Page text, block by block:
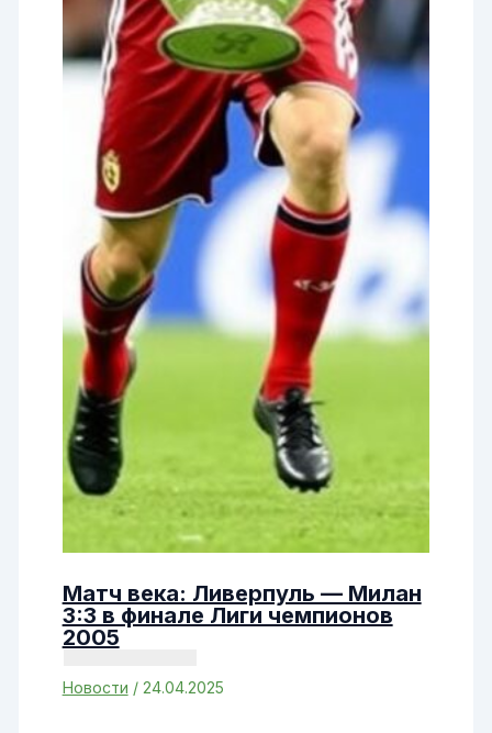
Матч века: Ливерпуль — Милан
3:3 в финале Лиги чемпионов
2005
Новости / 24.04.2025